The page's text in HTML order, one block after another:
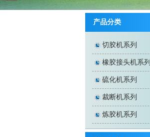
产品分类
切胶机系列
橡胶接头机系列
硫化机系列
裁断机系列
炼胶机系列